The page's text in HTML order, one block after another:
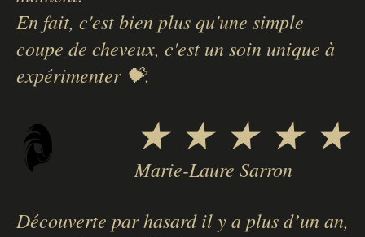
En fait, c'est bien plus qu'une simple
coupe de cheveux, c'est un soin unique à
expérimenter 💝.
★ ★ ★ ★ ★
Marie-Laure Sarron
Découverte par hasard il y a plus d’un an,